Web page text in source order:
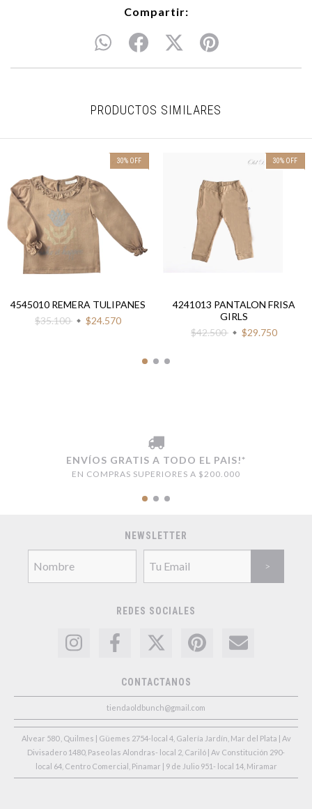
Compartir:
PRODUCTOS SIMILARES
30% OFF
4545010 REMERA TULIPANES
$35.100
$24.570
30% OFF
4241013 PANTALON FRISA
GIRLS
$42.500
$29.750
ENVÍOS GRATIS A TODO EL PAIS!*
EN COMPRAS SUPERIORES A $200.000
NEWSLETTER
REDES SOCIALES
CONTACTANOS
tiendaoldbunch@gmail.com
Alvear 580 , Quilmes | Güemes 2754-local 4, Galería Jardín, Mar del Plata | Av
Divisadero 1480, Paseo las Alondras- local 2, Cariló | Av Constitución 290-
local 64, Centro Comercial, Pinamar | 9 de Julio 951- local 14, Miramar